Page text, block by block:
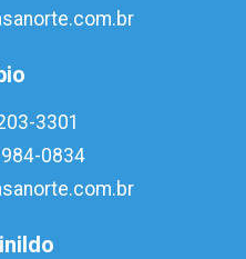
3301
0834